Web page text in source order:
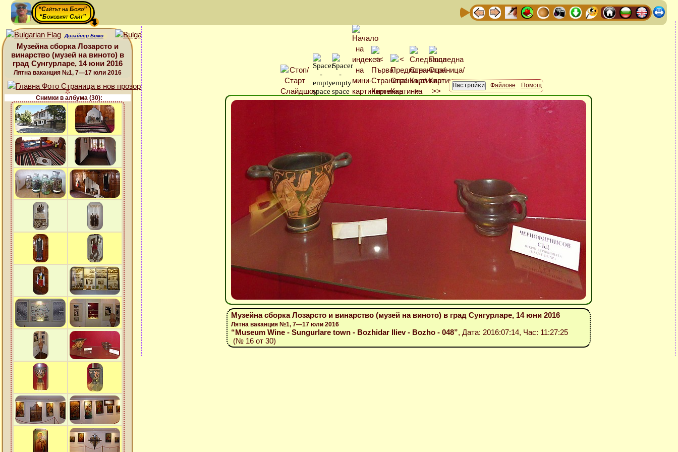
“Сайтът на Божо”
“Божовият Сайт”
Дизайнер Божо
Музейна сборка Лозарсто и
винарство (музей на виното) в
град Сунгурларе, 14 юни 2016
Лятна ваканция №1, 7—17 юли 2016
Снимки в албума (30):
Файлове Помощ
Музейна сборка Лозарсто и винарство (музей на виното) в град Сунгурларе, 14 юни 2016
Лятна ваканция №1, 7—17 юли 2016
“Museum Wine - Sungurlare town - Bozhidar Iliev - Bozho - 048”, Дата: 2016:07:14, Час: 11:27:25
(№ 16 от 30)